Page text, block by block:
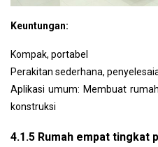
Keuntungan:
Kompak, portabel
Perakitan sederhana,
Aplikasi umum: Membuat
konstruksi
4.1.5 Rumah empat tingkat